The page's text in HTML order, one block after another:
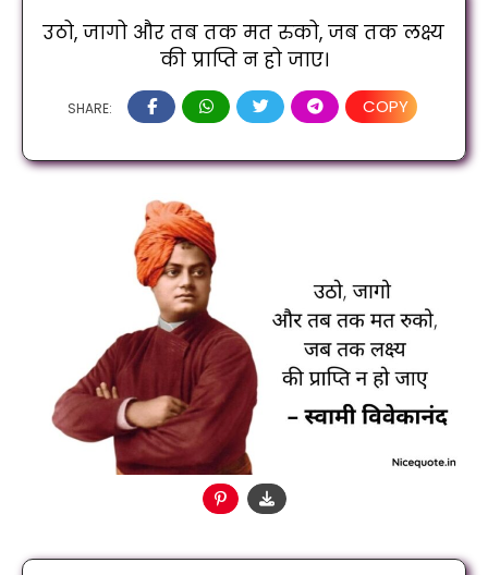
उठो, जागो और तब तक मत रुको, जब तक लक्ष्य
की प्राप्ति न हो जाए।
SHARE: COPY